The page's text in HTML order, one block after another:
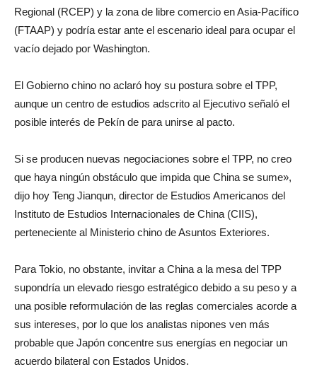
Regional (RCEP) y la zona de libre comercio en Asia-Pacífico
(FTAAP) y podría estar ante el escenario ideal para ocupar el
vacío dejado por Washington.
El Gobierno chino no aclaró hoy su postura sobre el TPP,
aunque un centro de estudios adscrito al Ejecutivo señaló el
posible interés de Pekín de para unirse al pacto.
Si se producen nuevas negociaciones sobre el TPP, no creo
que haya ningún obstáculo que impida que China se sume»,
dijo hoy Teng Jianqun, director de Estudios Americanos del
Instituto de Estudios Internacionales de China (CIIS),
perteneciente al Ministerio chino de Asuntos Exteriores.
Para Tokio, no obstante, invitar a China a la mesa del TPP
supondría un elevado riesgo estratégico debido a su peso y a
una posible reformulación de las reglas comerciales acorde a
sus intereses, por lo que los analistas nipones ven más
probable que Japón concentre sus energías en negociar un
acuerdo bilateral con Estados Unidos.